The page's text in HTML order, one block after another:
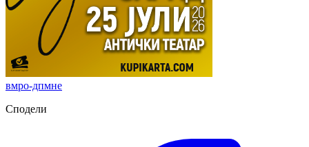
вмро-дпмне
Сподели